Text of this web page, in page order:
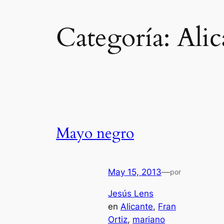
Categoría:
Mayo negro
May 15, 2013—por
Jesús Lens
en Alicante, Fran
Ortiz, mariano